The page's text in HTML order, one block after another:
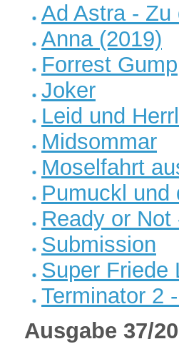
Ad Astra - Zu
Anna (2019)
Forrest Gump
Joker
Leid und
Midsommar
Moselfahrt
Pumuckl und
Ready or
Submission
Super Friede
Terminator 2
Ausgabe 37/